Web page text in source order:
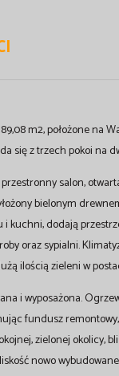
m2, położone na
się z trzech pokoi na
salon,
bielonym
kuchni, dodają
oraz sypialni.
ilością zieleni w
i wyposażona.
fundusz
zielonej okolicy,
nowo